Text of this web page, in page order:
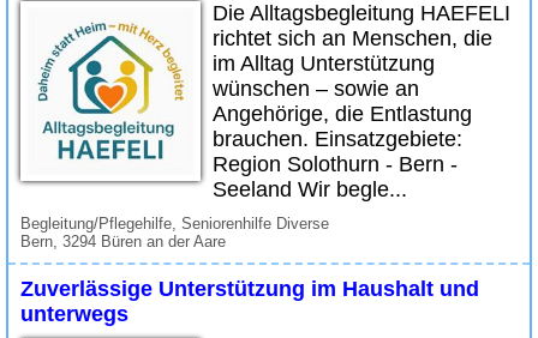
Die Alltagsbegleitung HAEFELI
richtet sich an Menschen, die
im Alltag Unterstützung
wünschen – sowie an
Angehörige, die Entlastung
brauchen. Einsatzgebiete:
Region Solothurn - Bern -
Seeland Wir begle...
Begleitung/Pflegehilfe, Seniorenhilfe Diverse
Bern, 3294 Büren an der Aare
Zuverlässige Unterstützung im Haushalt und
unterwegs